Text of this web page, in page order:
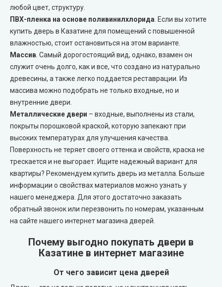
GRAND (Гранд)
LUXDOORS (ЛюксДорс)
Portalino Doors (Порталино)
Rezult
CITY (Сити крашенные двери)
Контур
Danapris Doors (Данаприс Дорс)
DRUID (Друид)
Europe Doors
любой цвет, структуру.
ПВХ-пленка на основе поливинилхлорида . Если вы хотите
купить дверь в Казатине для помещений с повышенной
влажностью, стоит остановиться на этом варианте.
Массив . Самый дорогостоящий вид, однако, взамен он
служит очень долго, как и все, что создано из натурально
древесины, а также легко поддается реставрации. Из
массива можно подобрать не только входные, но и
внутренние двери.
Металлические двери – входные, выполнены из стали,
покрыты порошковой краской, которую запекают при
высоких температурах для улучшения качества.
Поверхность не теряет своего оттенка и свойств, краска не
трескается и не выгорает. Ищите надежный вариант для
квартиры? Рекомендуем купить дверь из металла. Больше
информации о свойствах материалов можно узнать у
нашего менеджера. Для этого достаточно заказать
обратный звонок или перезвонить по номерам, указанным
на сайте нашего интернет магазина дверей.
Почему выгодно покупать двери в
Казатине в интернет магазине
От чего зависит цена дверей